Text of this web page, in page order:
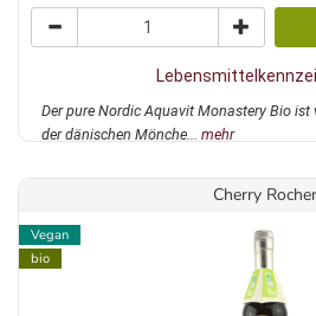
Der pure Nordic Aquavit Monastery Bio ist
der dänischen Mönche... mehr
Cherry Rocher
Vegan
bio